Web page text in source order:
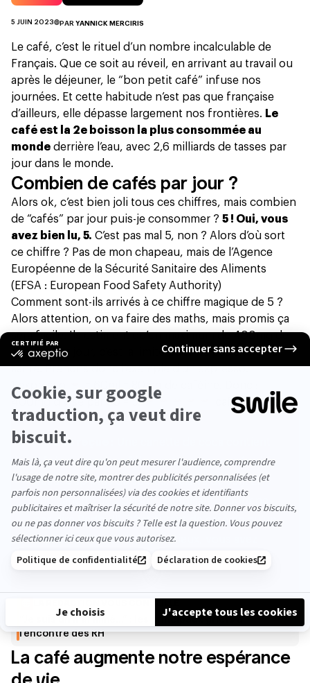
5 JUIN 2023 PAR YANNICK MERCIRIS
Le café, c’est le rituel d’un nombre incalculable de
Français. Que ce soit au réveil, en arrivant au travail ou
après le déjeuner, le “bon petit café” infuse nos
journées. Et cette habitude n’est pas que française
d’ailleurs, elle dépasse largement nos frontières. Le
café est la 2e boisson la plus consommée au
monde derrière l’eau, avec 2,6 milliards de tasses par
jour dans le monde.
Combien de cafés par jour ?
Alors ok, c’est bien joli tous ces chiffres, mais combien
de “cafés” par jour puis-je consommer ? 5 ! Oui, vous
avez bien lu, 5. C’est pas mal 5, non ? Alors d’où sort
ce chiffre ? Pas de mon chapeau, mais de l’Agence
Européenne de la Sécurité Sanitaire des Aliments
(EFSA : European Food Safety Authority)
Comment sont-ils arrivés à ce chiffre magique de 5 ?
Alors attention, on va faire des maths, mais promis ça
sera facile. Ils estiment qu’un maximum de 400mg de
caféine par jour, c’est la limite pour ne pas altérer la
santé. Prenons donc l’exemple d’un expresso.
1 expresso ☕ = 60ml = 80mg de caféine. Donc :
400mg divisé par 80 = 5. ☕☕☕☕☕ cafés. Facile.
❓ Idée reçue :
2 fois moins de caféine qu’un expresso (mais
beaucoup plus de sucres, cela va de soi). Et
une canette de boisson énergisante (pour ne
pas dire Redbull), c’est autant de caféine qu’un
expresso. (Pour les plus curieux,
tous les détails ici)
“Je suis un mal aimé…” : les principaux griefs à
l’encontre des RH
La café augmente notre espérance